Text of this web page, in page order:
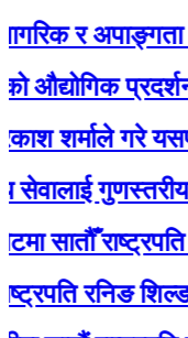
र अपाङ्गता भएका
शर्माले गरे
गुणस्तरीय
सातौँ राष्ट्रपति
रनिङ शिल्डमा